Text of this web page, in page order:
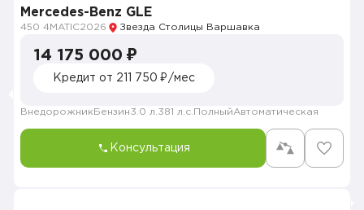
Mercedes-Benz GLE
450 4MATIC2026 Звезда Столицы Варшавка
14 175 000 ₽
Кредит от 211 750 ₽/мес
Внедорожник Бензин3.0 л. 381 л.с. ПолныйАвтоматическая
Консультация